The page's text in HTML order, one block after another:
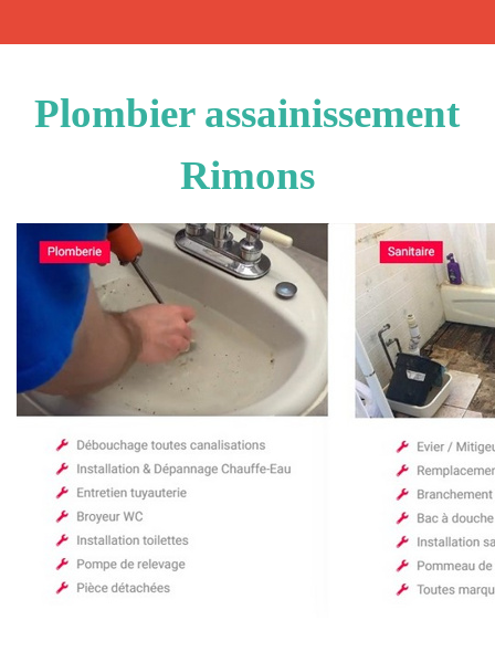
Plombier assainissement
Rimons